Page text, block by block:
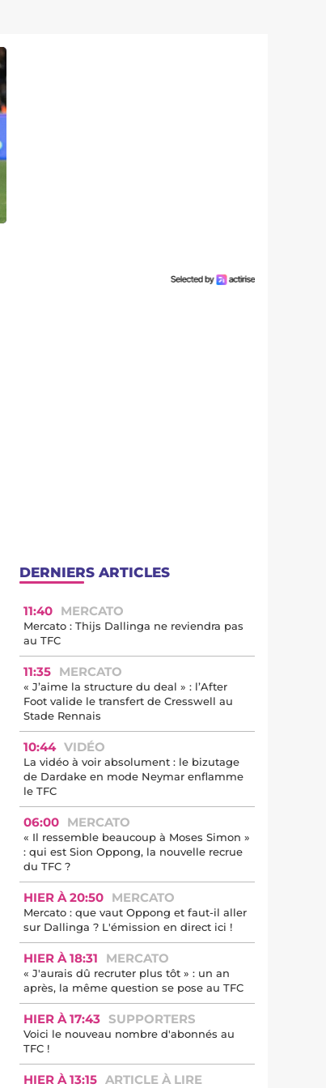
DERNIERS ARTICLES
11:40 MERCATO
Mercato : Thijs Dallinga ne reviendra pas
au TFC
11:35 MERCATO
« J’aime la structure du deal » : l’After
Foot valide le transfert de Cresswell au
Stade Rennais
10:44 VIDÉO
La vidéo à voir absolument : le bizutage
de Dardake en mode Neymar enflamme
le TFC
06:00 MERCATO
« Il ressemble beaucoup à Moses Simon »
: qui est Sion Oppong, la nouvelle recrue
du TFC ?
HIER À 20:50 MERCATO
Mercato : que vaut Oppong et faut-il aller
sur Dallinga ? L'émission en direct ici !
HIER À 18:31 MERCATO
« J'aurais dû recruter plus tôt » : un an
après, la même question se pose au TFC
HIER À 17:43 SUPPORTERS
Voici le nouveau nombre d'abonnés au
TFC !
HIER À 13:15 ARTICLE À LIRE